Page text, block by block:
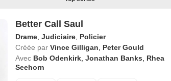
Better Call Saul
Drame, Judiciaire, Policier
Créée par Vince Gilligan
Peter Gould
Avec Bob Odenkirk, Jonathan Banks
Rhea
Seehorn